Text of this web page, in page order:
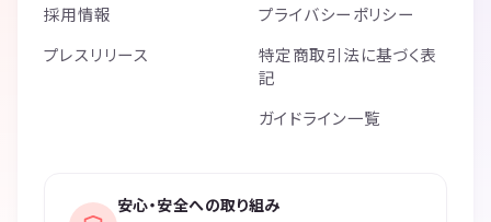
採用情報
プレスリリース
プライバシーポリシー
特定商取引法に基づく表
記
ガイドライン一覧
安心・安全への取り組み